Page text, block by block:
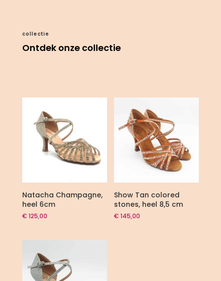
collectie
Ontdek onze collectie
Natacha Champagne,
heel 6cm
€ 125,00
Show Tan colored
stones, heel 8,5 cm
€ 145,00